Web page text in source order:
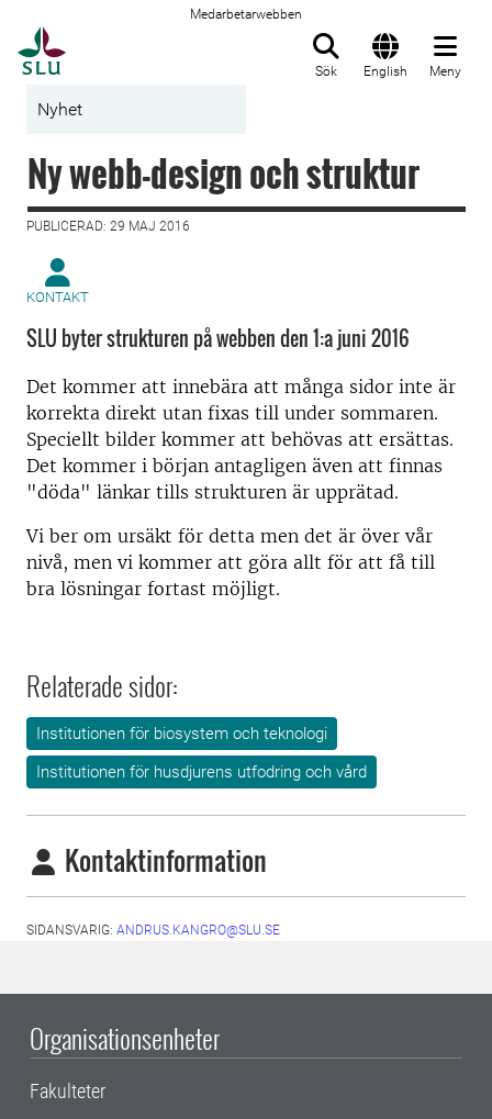
Medarbetarwebben
Sök English Meny
Nyhet
Ny webb-design och struktur
PUBLICERAD: 29 MAJ 2016
KONTAKT
SLU byter strukturen på webben den 1:a juni 2016
Det kommer att innebära att många sidor inte är
korrekta direkt utan fixas till under sommaren.
Speciellt bilder kommer att behövas att ersättas.
Det kommer i början antagligen även att finnas
"döda" länkar tills strukturen är upprätad.
Vi ber om ursäkt för detta men det är över vår
nivå, men vi kommer att göra allt för att få till
bra lösningar fortast möjligt.
Relaterade sidor:
Institutionen för biosystem och teknologi
Institutionen för husdjurens utfodring och vård
Kontaktinformation
SIDANSVARIG: ANDRUS.KANGRO@SLU.SE
Organisationsenheter
Fakulteter